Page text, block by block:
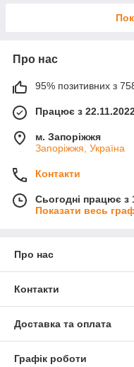
Про нас
95% позитивних з 758
Працює з
м. Запоріжжя
Запоріжжя, Україна
Контакти
Сьогодні працює з
Показати весь
Про нас
Контакти
Доставка та оплата
Графік роботи